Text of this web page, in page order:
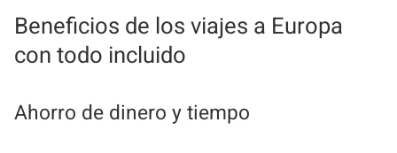
Beneficios de los viajes a Europa
con todo incluido
Ahorro de dinero y tiempo